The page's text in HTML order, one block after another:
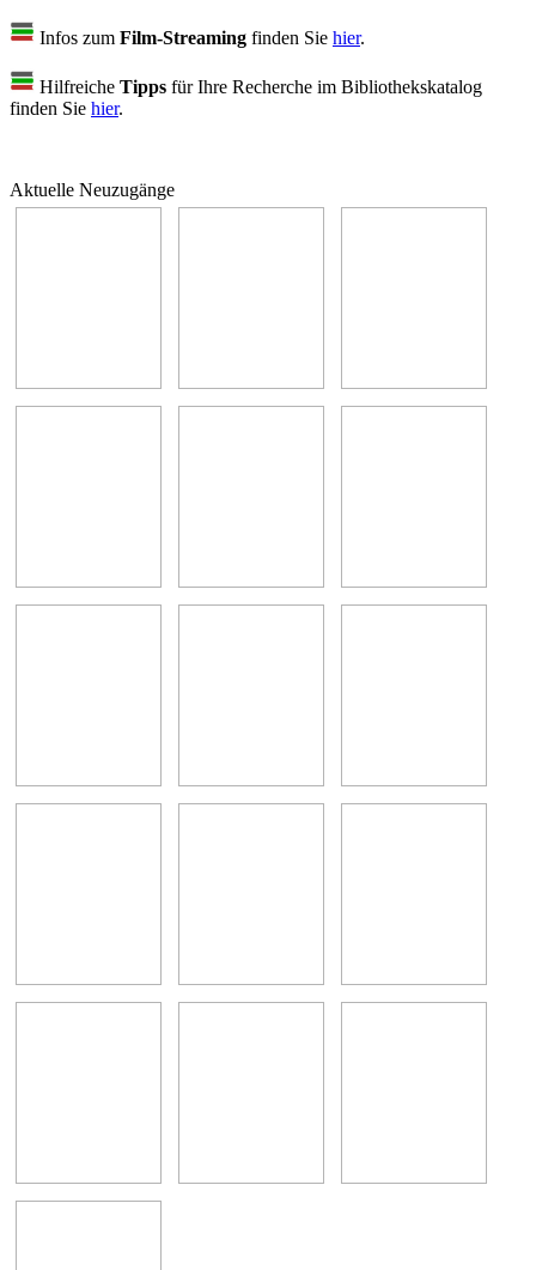
Infos zum Film-Streaming finden Sie hier.
Hilfreiche Tipps für Ihre Recherche im Bibliothekskatalog
finden Sie hier.
Aktuelle Neuzugänge